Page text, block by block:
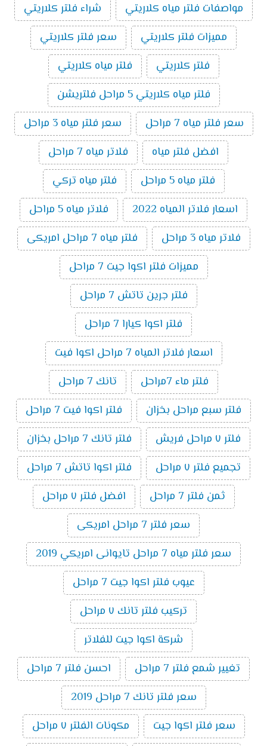
مواصفات فلتر مياه كلاريتي
شراء فلتر كلاريتي
مميزات فلتر كلاريتي
سعر فلتر كلاريتي
فلتر كلاريتي
فلتر مياه كلاريتي
فلتر مياه كلاريتي 5 مراحل فلتريشن
سعر فلتر مياه 7 مراحل
سعر فلتر مياه 3 مراحل
افضل فلتر مياه
فلاتر مياه 7 مراحل
فلتر مياه 5 مراحل
فلتر مياه تركي
اسعار فلاتر المياه 2022
فلاتر مياه 5 مراحل
فلاتر مياه 3 مراحل
فلتر مياه 7 مراحل امريكى
مميزات فلتر اكوا جيت 7 مراحل
فلتر جرين تاتش 7 مراحل
فلتر اكوا كيارا 7 مراحل
اسعار فلاتر المياه 7 مراحل اكوا فيت
فلتر ماء 7مراحل
تانك 7 مراحل
فلتر سبع مراحل بخزان
فلتر اكوا فيت 7 مراحل
فلتر ٧ مراحل فريش
فلتر تانك 7 مراحل بخزان
تجميع فلتر ٧ مراحل
فلتر اكوا تاتش 7 مراحل
ثمن فلتر 7 مراحل
افضل فلتر ٧ مراحل
سعر فلتر 7 مراحل امريكى
سعر فلتر مياه 7 مراحل تايوانى امريكي 2019
عيوب فلتر اكوا جيت 7 مراحل
تركيب فلتر تانك ٧ مراحل
شركة اكوا جيت للفلاتر
تغيير شمع فلتر 7 مراحل
احسن فلتر 7 مراحل
سعر فلتر تانك 7 مراحل 2019
سعر فلتر اكوا جيت
مكونات الفلتر ٧ مراحل